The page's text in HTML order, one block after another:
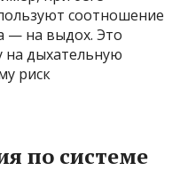
соотношение
— на выдох. Это
на дыхательную
риск
по системе